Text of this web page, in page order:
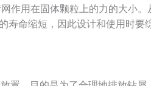
作用在固体颗粒上的力的大小。
寿命缩短，因此设计和使用时要